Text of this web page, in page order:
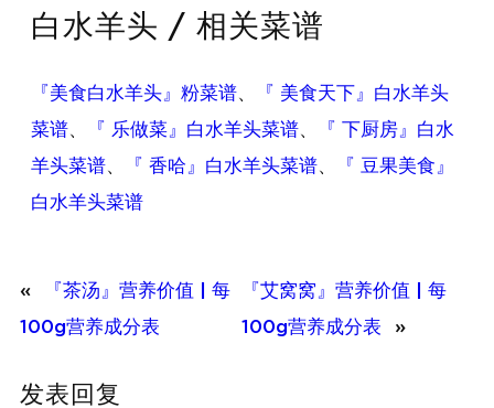
白水羊头 / 相关菜谱
『美食白水羊头』粉菜谱、
『 美食天下』白水羊头
菜谱、 『 乐做菜』白水羊头菜谱、
『 下厨房』白水
羊头菜谱、 『 香哈』白水羊头菜谱、
『 豆果美食』
白水羊头菜谱
«
『茶汤』营养价值 | 每
100g营养成分表
『艾窝窝』营养价值 | 每
100g营养成分表
»
发表回复